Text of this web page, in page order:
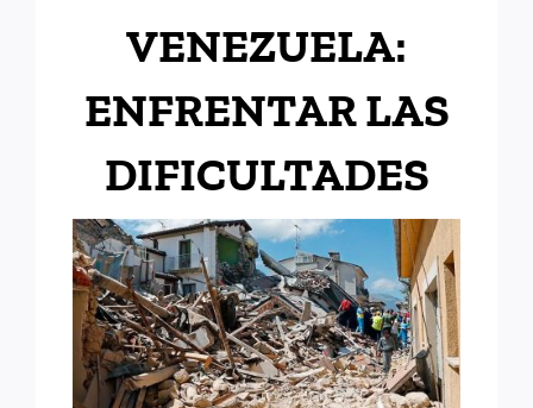
VENEZUELA:
ENFRENTAR LAS
DIFICULTADES